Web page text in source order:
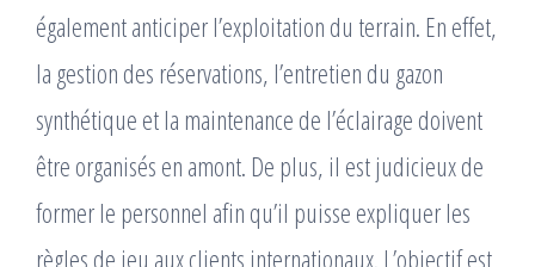
également anticiper l’exploitation du terrain. En effet,
la gestion des réservations, l’entretien du gazon
synthétique et la maintenance de l’éclairage doivent
être organisés en amont. De plus, il est judicieux de
former le personnel afin qu’il puisse expliquer les
règles de jeu aux clients internationaux. L’objectif est